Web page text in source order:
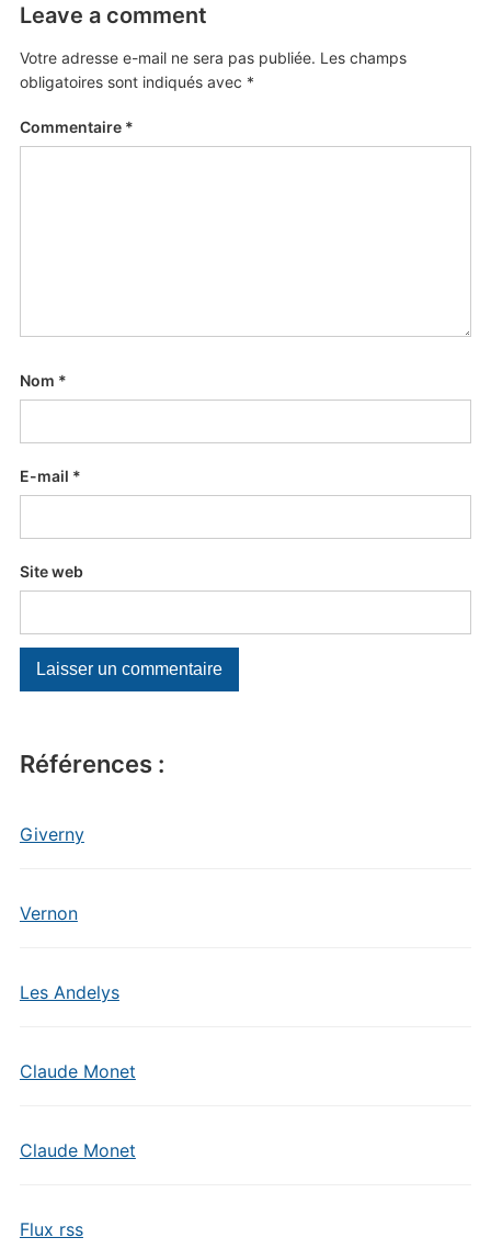
Références :
Giverny
Vernon
Les Andelys
Claude Monet
Claude Monet
Flux rss
Leave a comment
Votre adresse e-mail ne sera pas publiée. Les champs
obligatoires sont indiqués avec *
Commentaire *
Nom *
E-mail *
Site web